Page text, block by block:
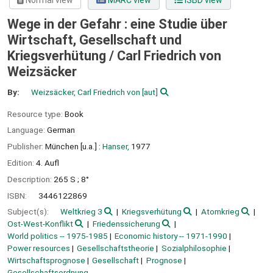
Wege in der Gefahr : eine Studie über
Wirtschaft, Gesellschaft und
Kriegsverhütung / Carl Friedrich von
Weizsäcker
By: Weizsäcker, Carl Friedrich von [aut]
Resource type: Book
Language: German
Publisher: München [u.a.] : Hanser, 1977
Edition: 4. Aufl
Description: 265 S ; 8°
ISBN:
3446122869
Subject(s):
Weltkrieg 3 Kriegsverhütung
Atomkrieg
Ost-West-Konflikt
Friedenssicherung
World politics -- 1975-1985
Economic history -- 1971-1990
Power resources
Gesellschaftstheorie
Sozialphilosophie
Wirtschaftsprognose
Gesellschaft
Prognose